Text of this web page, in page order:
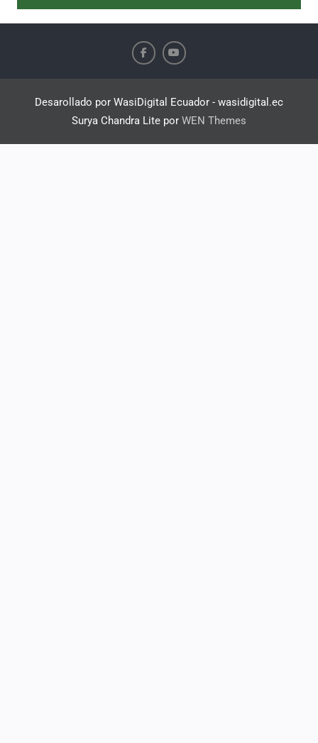
Desarollado por WasiDigital Ecuador - wasidigital.ec
Surya Chandra Lite por WEN Themes